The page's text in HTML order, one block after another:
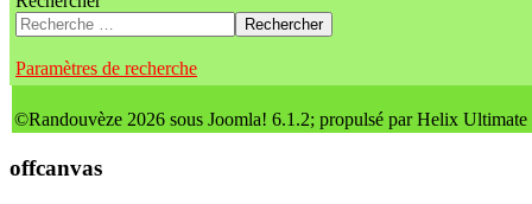
Rechercher
Paramètres de recherche
©Randouvèze 2026 sous Joomla! 6.1.2; propulsé par Helix Ultimate
offcanvas